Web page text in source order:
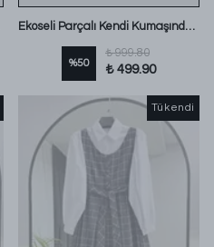
Ekoseli Parçalı Kendi Kumaşından Düğmeli Jile Vizon
%50
₺ 999.80
₺ 499.90
Tükendi